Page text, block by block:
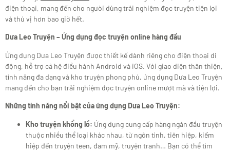
điện thoại, mang đến cho người dùng trải nghiệm đọc truyện tiện lợi
và thú vị hơn bao giờ hết.
Dưa Leo Truyện – Ứng dụng đọc truyện online hàng đầu
Ứng dụng Dưa Leo Truyện được thiết kế dành riêng cho điện thoại di
động, hỗ trợ cả hệ điều hành Android và iOS. Với giao diện thân thiện,
tính năng đa dạng và kho truyện phong phú, ứng dụng Dưa Leo Truyện
mang đến cho bạn trải nghiệm đọc truyện online mượt mà và tiện lợi.
Những tính năng nổi bật của ứng dụng Dưa Leo Truyện:
Kho truyện khổng lồ: Ứng dụng cung cấp hàng ngàn đầu truyện
thuộc nhiều thể loại khác nhau, từ ngôn tình, tiên hiệp, kiếm
hiệp đến truyện teen, đam mỹ, truyện tranh… Bạn có thể tìm